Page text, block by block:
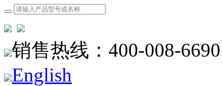
销售热线：400-008-6690
English